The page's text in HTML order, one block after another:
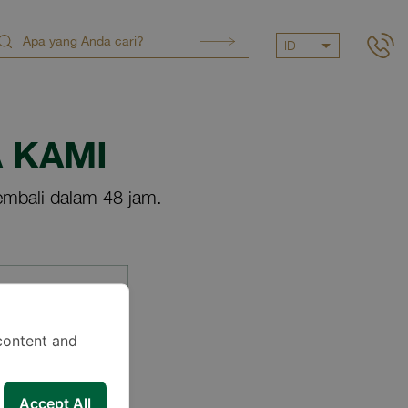
ID
KAMI
dalam 48 jam.
and
Accept All